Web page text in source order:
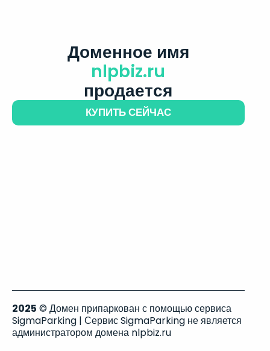
Доменное имя
nlpbiz.ru
продается
КУПИТЬ СЕЙЧАС
2025 © Домен припаркован с помощью сервиса
SigmaParking | Сервис SigmaParking не является
администратором домена nlpbiz.ru